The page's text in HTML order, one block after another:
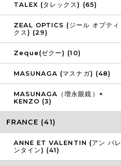
TALEX (タレックス) (65)
ZEAL OPTICS (ジール オプティ
クス) (29)
Zeque(ゼクー) (10)
MASUNAGA (マスナガ) (48)
MASUNAGA（増永眼鏡）×
KENZO (3)
FRANCE (41)
ANNE ET VALENTIN (アン バレ
ンタイン) (41)